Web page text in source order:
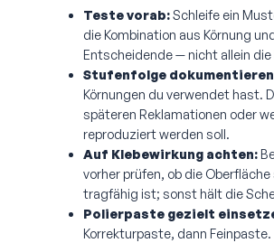
Teste vorab:Schleife ein
die Kombination aus Körnung
Entscheidende — nicht allein die
Stufenfolge
Körnungen du verwendet hast.
späteren Reklamationen oder
reproduziert werden soll.
Auf Klebewirkung achten:
vorher prüfen, ob die Oberfläche
tragfähig ist; sonst hält die
Polierpaste gezielt
Korrekturpaste, dann Feinpaste.